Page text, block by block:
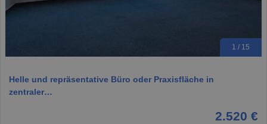
1 / 15
Helle und repräsentative Büro oder Praxisfläche in
zentraler…
2.520 €